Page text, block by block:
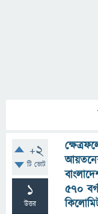
+2
টি ভোট
1
উত্তর
570